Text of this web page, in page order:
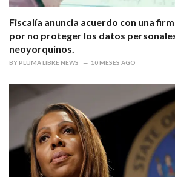
Fiscalía anuncia acuerdo con una
por no proteger los datos
neoyorquinos.
BY PLUMA LIBRE NEWS 10 MESES AGO